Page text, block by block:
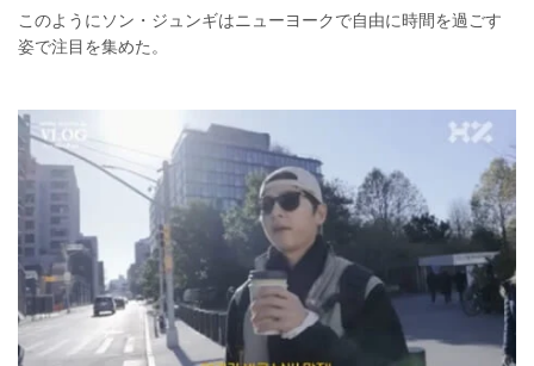
このようにソン・ジュンギはニューヨークで自由に時間を過ごす
姿で注目を集めた。